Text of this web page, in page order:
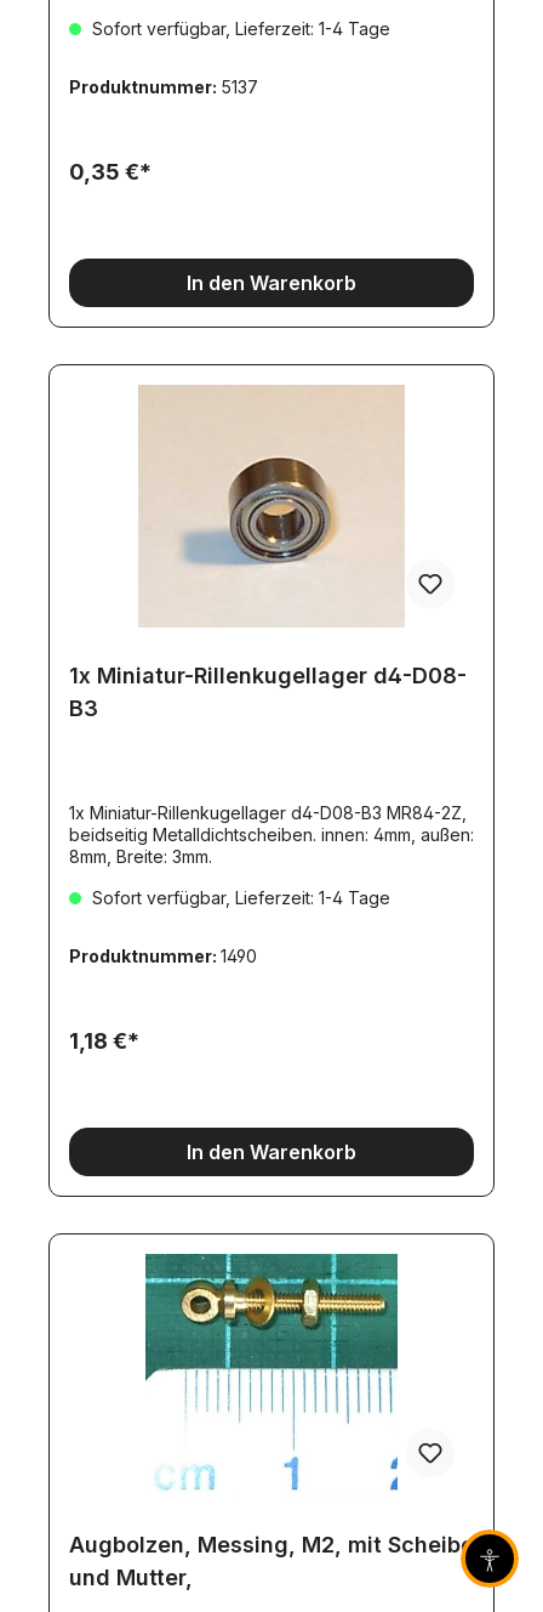
Sofort verfügbar, Lieferzeit: 1-4 Tage
Produktnummer: 5137
0,35 €*
In den Warenkorb
1x Miniatur-Rillenkugellager d4-D08-
B3
1x Miniatur-Rillenkugellager d4-D08-B3 MR84-2Z,
beidseitig Metalldichtscheiben. innen: 4mm, außen:
8mm, Breite: 3mm.
Sofort verfügbar, Lieferzeit: 1-4 Tage
Produktnummer: 1490
1,18 €*
In den Warenkorb
Augbolzen, Messing, M2, mit Scheibe
und Mutter,